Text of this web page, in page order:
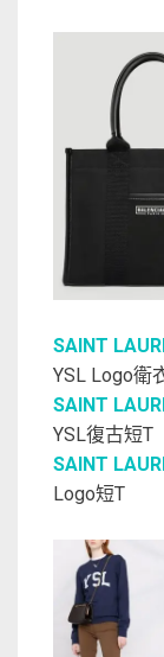
SAINT
YSL Logo衛
SAINT
YSL復古短T
SAINT
Logo短T